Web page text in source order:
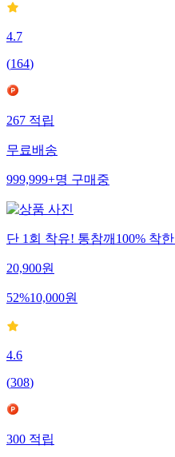
4.7
(164)
267 적립
무료배송
999,999+명 구매중
단 1회 착유! 통참깨100% 착
20,900원
52%10,000원
4.6
(308)
300 적립